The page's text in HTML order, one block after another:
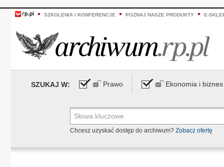
SZKOLENIA I KONFERENCJE POZNAJ NASZE PRODUKTY E-
SZUKAJ W: Prawo Ekonomia i biznes
Chcesz uzyskać dostęp do archiwum? Zobacz ofertę